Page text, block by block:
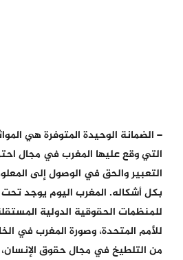
– الضمانة الوحيدة المتوفرة هي
التي وقع عليها المغرب في مجال
التعبير والحق في الوصول إلى
بكل أشكاله. المغرب اليوم يوجد
للمنظمات الحقوقية الدولية
للأمم المتحدة، وصورة المغرب في
من التلطيخ في مجال حقوق